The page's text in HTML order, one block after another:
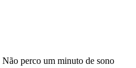
Não perco um minuto de sono